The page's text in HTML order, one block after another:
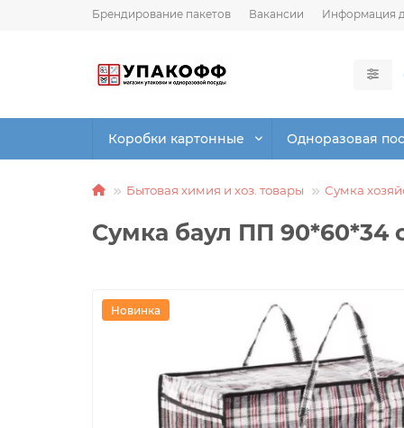
Брендирование пакетов Вакансии Информация
Коробки картонные Одноразовая
Бытовая химия и хоз. товары Сумка
Сумка баул ПП 90*60*34
Новинка